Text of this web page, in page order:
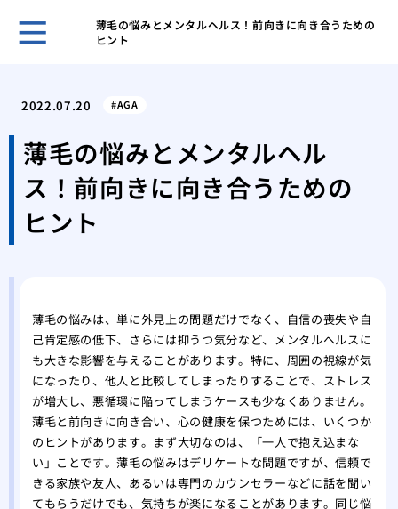
薄毛の悩みとメンタルヘルス！前向きに向き合うための
ヒント
脱
薄
効で
薄
を
自
れ！
薄
院
2022.07.20 AGA
薄毛の悩みとメンタルヘル
ス！前向きに向き合うための
ヒント
薄毛の悩みは、単に外見上の問題だけでなく、自信の喪失や自
己肯定感の低下、さらには抑うつ気分など、メンタルヘルスに
も大きな影響を与えることがあります。特に、周囲の視線が気
になったり、他人と比較してしまったりすることで、ストレス
が増大し、悪循環に陥ってしまうケースも少なくありません。
薄毛と前向きに向き合い、心の健康を保つためには、いくつか
のヒントがあります。まず大切なのは、「一人で抱え込まな
い」ことです。薄毛の悩みはデリケートな問題ですが、信頼で
きる家族や友人、あるいは専門のカウンセラーなどに話を聞い
てもらうだけでも、気持ちが楽になることがあります。同じ悩